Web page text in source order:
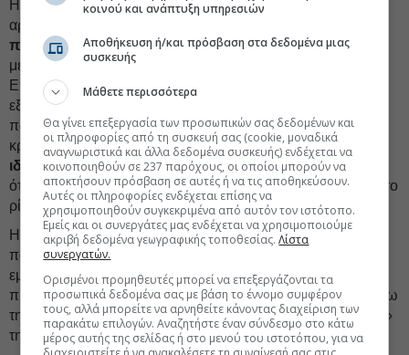
Η διαδικασία θέσπισης νέων κανονισμών στην ΕΕ κινείται
αργά και δημόσια, εκθέτοντάς τους σε
πλαγιοκόπηση από το Πεκίνο. Μία από τις επόμενες
μεγάλες μάχες είναι η Πράξη για τον Βιομηχανικό
Επιταχυντή (IAA) και η προτεινόμενη συγκέντρωση
εξουσιών για τη ρύθμιση των άμεσων ξένων επενδύσεων,
που παραδοσιακά αποτελεί αποκλειστικό προνόμιο των
κρατών μελών. Για να συμβεί αυτό, πρέπει να πειστεί
ιδιαίτερα η Γερμανίανα σπάσει την παράδοση, κρίνοντας
ότι τα προβλήματα της αυτοκινητοβιομηχανίας της αξίζουν το
ρίσκο.
Η Κομισιόν κάνει ό,τι μπορεί για να ακολουθήσει μια
παρεμβατική στρατηγική έναντι της Κίνας όσον αφορά το
εμπόριο, τις δημόσιες συμβάσεις και τις επενδύσεις. Η
πρόεδρός της, Ούρσουλα φον ντερ Λάιεν , γνωρίζει απ’έξω
τη γεωπολιτική ρητορική και οι γραφειοκράτες «οπλουργοί»
της εργάζονται επιμελώς.
κοινού και ανάπτυξη υπηρεσιών
Αποθήκευση ή/και πρόσβαση στα δεδομένα μιας
συσκευής
Μάθετε περισσότερα
Θα γίνει επεξεργασία των προσωπικών σας δεδομένων και
οι πληροφορίες από τη συσκευή σας (cookie, μοναδικά
αναγνωριστικά και άλλα δεδομένα συσκευής) ενδέχεται να
κοινοποιηθούν σε 237 παρόχους, οι οποίοι μπορούν να
αποκτήσουν πρόσβαση σε αυτές ή να τις αποθηκεύσουν.
Αυτές οι πληροφορίες ενδέχεται επίσης να
χρησιμοποιηθούν συγκεκριμένα από αυτόν τον ιστότοπο.
Εμείς και οι συνεργάτες μας ενδέχεται να χρησιμοποιούμε
ακριβή δεδομένα γεωγραφικής τοποθεσίας.Λίστα
συνεργατών.
Ορισμένοι προμηθευτές μπορεί να επεξεργάζονται τα
προσωπικά δεδομένα σας με βάση το έννομο συμφέρον
τους, αλλά μπορείτε να αρνηθείτε κάνοντας διαχείριση των
παρακάτω επιλογών. Αναζητήστε έναν σύνδεσμο στο κάτω
μέρος αυτής της σελίδας ή στο μενού του ιστοτόπου, για να